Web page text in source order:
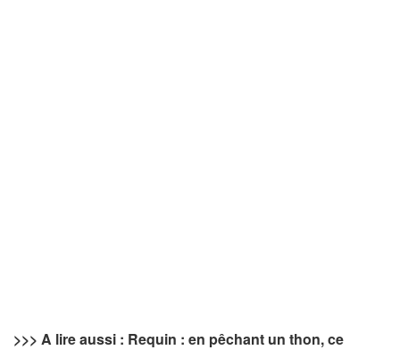
>>> A lire aussi : Requin : en pêchant un thon, ce